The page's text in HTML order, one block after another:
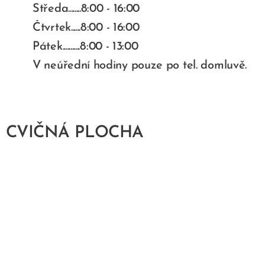
Středa........8:00 - 16:00
Čtvrtek......8:00 - 16:00
Pátek...........8:00 - 13:00
V neúřední hodiny pouze po tel. domluvě.
CVIČNÁ PLOCHA